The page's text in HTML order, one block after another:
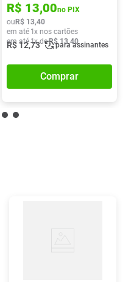
R$ 13,00no PIX
ou R$ 13,40
em até 1x nos cartões
em até1x deR$ 13,40
R$12,73 para assinantes
Comprar